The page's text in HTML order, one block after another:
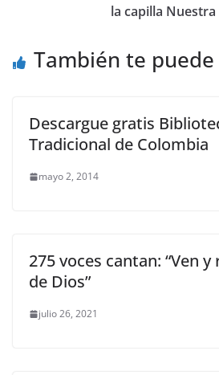
la capilla
También te
Descargue gratis
Tradicional de Colombia
mayo 2, 2014
275 voces cantan: “Ven
de Dios”
julio 26, 2021